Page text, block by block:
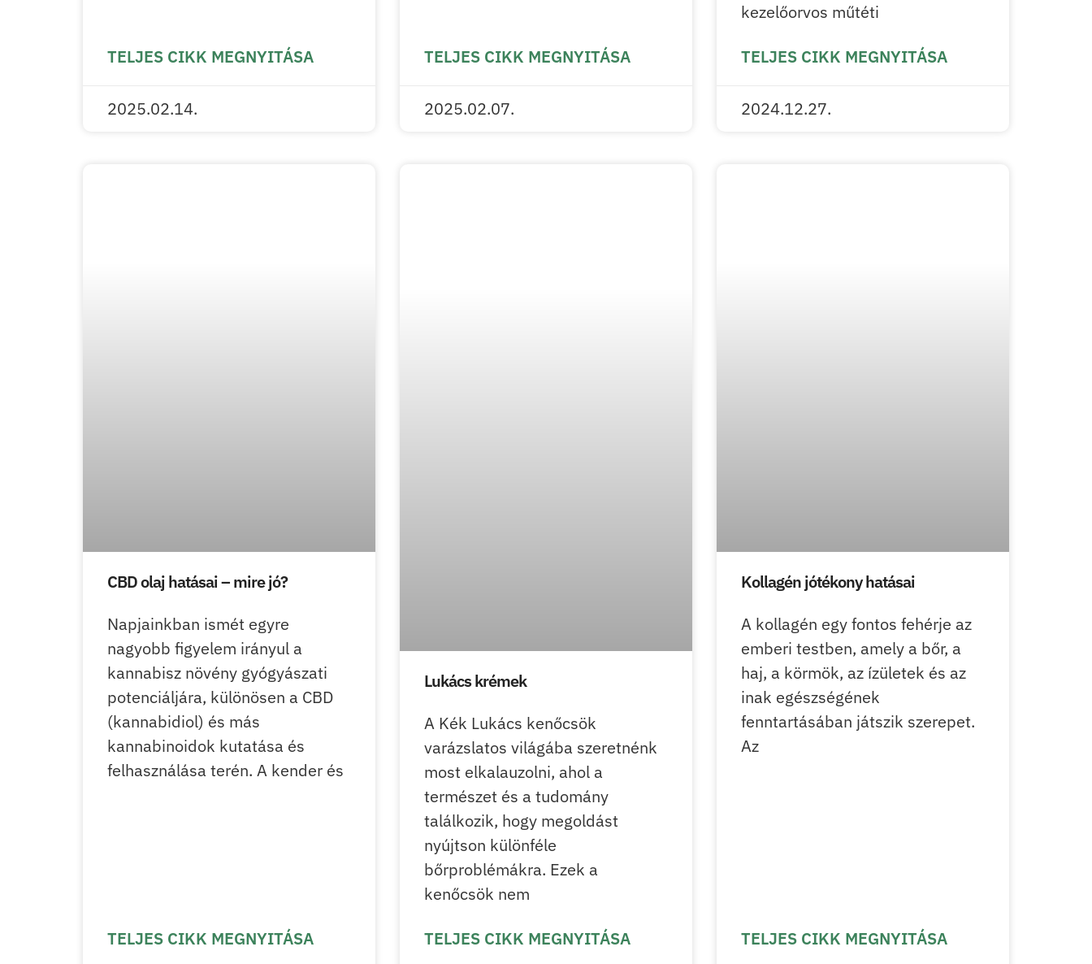
TELJES CIKK MEGNYITÁSA
2025.02.14.
TELJES CIKK MEGNYITÁSA
2025.02.07.
kezelőorvos műtéti
TELJES CIKK MEGNYITÁSA
2024.12.27.
CBD olaj hatásai – mire jó?
Napjainkban ismét egyre
nagyobb figyelem irányul a
kannabisz növény gyógyászati
potenciáljára, különösen a CBD
(kannabidiol) és más
kannabinoidok kutatása és
felhasználása terén. A kender és
TELJES CIKK MEGNYITÁSA
Lukács krémek
A Kék Lukács kenőcsök
varázslatos világába szeretnénk
most elkalauzolni, ahol a
természet és a tudomány
találkozik, hogy megoldást
nyújtson különféle
bőrproblémákra. Ezek a
kenőcsök nem
TELJES CIKK MEGNYITÁSA
Kollagén jótékony hatásai
A kollagén egy fontos fehérje az
emberi testben, amely a bőr, a
haj, a körmök, az ízületek és az
inak egészségének
fenntartásában játszik szerepet.
Az
TELJES CIKK MEGNYITÁSA